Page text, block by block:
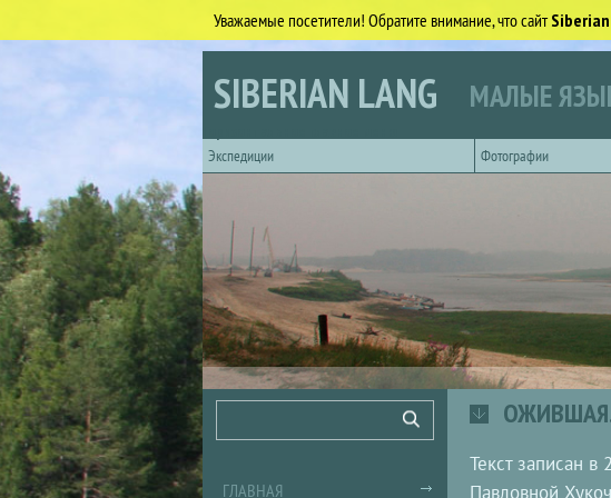
Уважаемые посетители! Обратите внимание, что сайт
SIBERIAN LANG МАЛЫЕ
Экспедиции
Фотографии
Текст записан в
Павловной
Поиск
ГЛАВНАЯ